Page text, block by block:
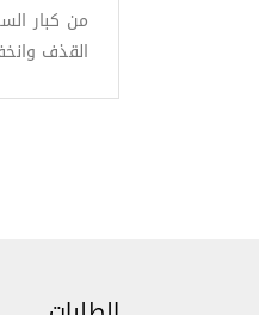
من كبار
القذف